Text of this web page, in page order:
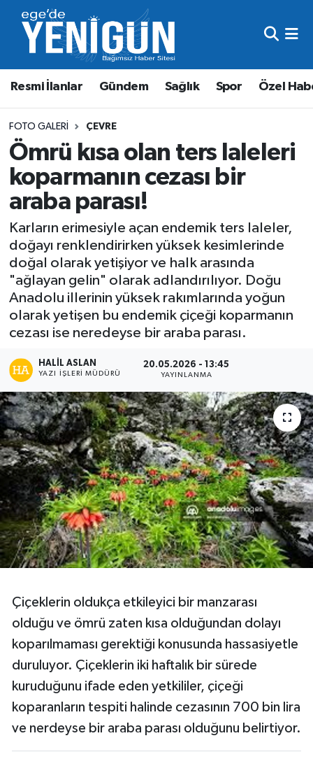
Resmi İlanlar Gündem Sağlık Spor Özel
FOTO GALERI ÇEVRE
Ömrü kısa olan ters laleleri
koparmanın cezası bir
araba parası!
Karların erimesiyle açan endemik ters laleler,
doğayı renklendirirken yüksek kesimlerinde
doğal olarak yetişiyor ve halk arasında
"ağlayan gelin" olarak adlandırılıyor. Doğu
Anadolu illerinin yüksek rakımlarında yoğun
olarak yetişen bu endemik çiçeği koparmanın
cezası ise neredeyse bir araba parası.
HALIL ASLAN
YAZI İŞLERİ MÜDÜRÜ
20.05.2026 - 13:45
YAYINLANMA
Çiçeklerin oldukça etkileyici bir manzarası
olduğu ve ömrü zaten kısa olduğundan dolayı
koparılmaması gerektiği konusunda hassasiyetle
duruluyor. Çiçeklerin iki haftalık bir sürede
kuruduğunu ifade eden yetkililer, çiçeği
koparanların tespiti halinde cezasının 700 bin lira
ve nerdeyse bir araba parası olduğunu belirtiyor.
Resmi İlanlar
Gündem
Sağlık
Spor
Özel Haber
Beyoğlu Nöbetçi Eczaneler
Beyoğlu Hava Durumu
Beyoğlu Trafik Yoğunluk Haritası
Süper Lig Puan Durumu ve Fikstür
Tüm Manşetler
Son Dakika Haberleri
Haber Arşivi